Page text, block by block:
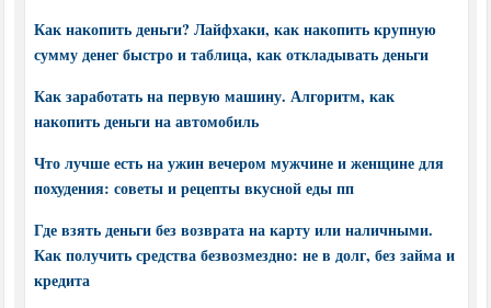
Как накопить деньги? Лайфхаки, как накопить крупную
сумму денег быстро и таблица, как откладывать деньги
Как заработать на первую машину. Алгоритм, как
накопить деньги на автомобиль
Что лучше есть на ужин вечером мужчине и женщине для
похудения: советы и рецепты вкусной еды пп
Где взять деньги без возврата на карту или наличными.
Как получить средства безвозмездно: не в долг, без займа и
кредита